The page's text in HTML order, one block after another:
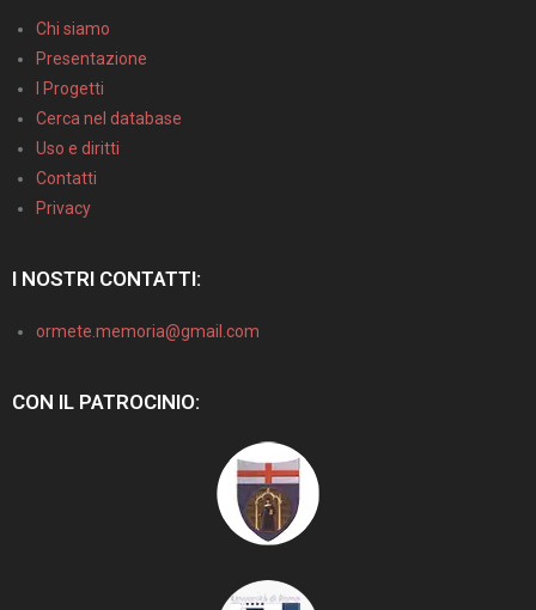
Chi siamo
Presentazione
I Progetti
Cerca nel database
Uso e diritti
Contatti
Privacy
I NOSTRI CONTATTI:
ormete.memoria@gmail.com
CON IL PATROCINIO: